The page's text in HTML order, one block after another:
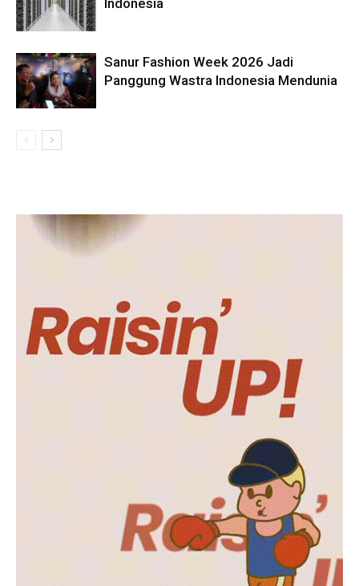
Indonesia
Sanur Fashion Week 2026 Jadi
Panggung Wastra Indonesia Mendunia